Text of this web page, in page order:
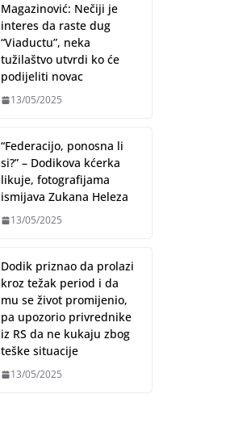
Magazinović: Nečiji je
interes da raste dug
“Viaductu”, neka
tužilaštvo utvrdi ko će
podijeliti novac
13/05/2025
“Federacijo, ponosna li
si?” – Dodikova kćerka
likuje, fotografijama
ismijava Zukana Heleza
13/05/2025
Dodik priznao da prolazi
kroz težak period i da
mu se život promijenio,
pa upozorio privrednike
iz RS da ne kukaju zbog
teške situacije
13/05/2025